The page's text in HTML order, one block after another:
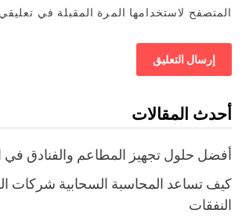
المتصفح لاستخدامها المرة المقبلة في
أحدث المقالات
أفضل حلول تجهيز المطاعم والفنادق
كيف تساعد المحاسبة السحابية شركات
النفقات